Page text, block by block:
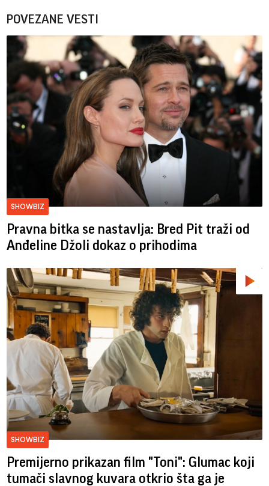
POVEZANE VESTI
SHOWBIZ
Pravna bitka se nastavlja: Bred ​​Pit traži od
Anđeline Džoli dokaz o prihodima
SHOWBIZ
Premijerno prikazan film "Toni": Glumac koji
tumači slavnog kuvara otkrio šta ga je